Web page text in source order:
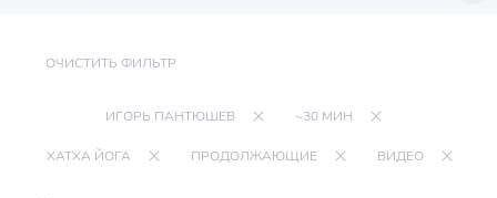
ОЧИСТИТЬ ФИЛЬТР
ИГОРЬ ПАНТЮШЕВ ~30 МИН
ХАТХА ЙОГА ПРОДОЛЖАЮЩИЕ ВИДЕО